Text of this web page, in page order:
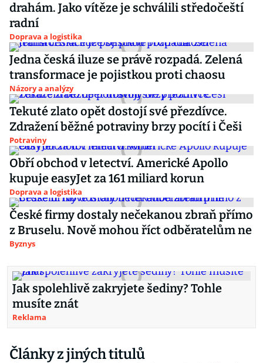
drahám. Jako vítěze je schválili středočeští
radní
Doprava a logistika
Jedna česká iluze se právě rozpadá. Zelená
transformace je pojistkou proti chaosu
Názory a analýzy
Tekuté zlato opět dostojí své přezdívce.
Zdražení běžné potraviny brzy pocítí i Češi
Potraviny
Obří obchod v letectví. Americké Apollo
kupuje easyJet za 161 miliard korun
Doprava a logistika
České firmy dostaly nečekanou zbraň přímo
z Bruselu. Nově mohou říct odběratelům ne
Byznys
Jak spolehlivě zakryjete šediny? Tohle
musíte znát
Reklama
Články z jiných titulů